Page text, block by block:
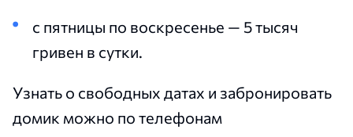
с пятницы по воскресенье — 5 тысяч
гривен в сутки.
Узнать о свободных датах и забронировать
домик можно по телефонам